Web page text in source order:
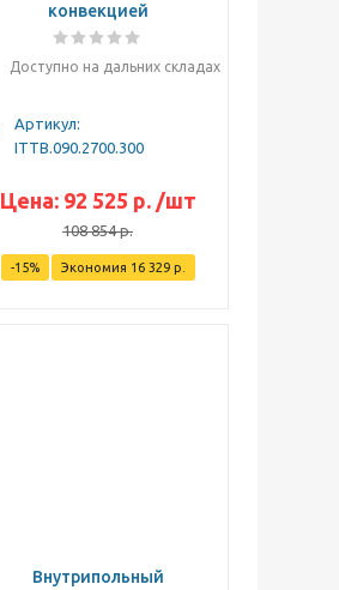
конвекцией
Доступно на дальних складах
Артикул:
ITTB.090.2700.300
Цена: 92 525 р. /шт
108 854р.
-15% Экономия 16 329р.
Внутрипольный